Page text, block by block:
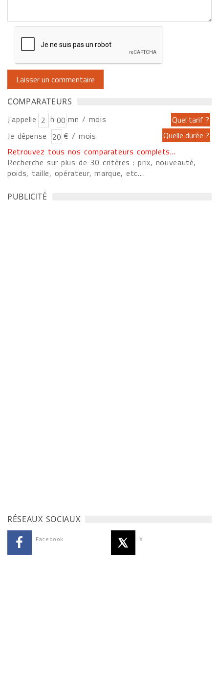
COMPARATEURS
J'appelle h
mn / mois
Je dépense
€ / mois
Retrouvez tous nos comparateurs complets...
Recherche sur plus de 30 critères : prix, nouveauté,
poids, taille, opérateur, marque, etc....
PUBLICITÉ
RÉSEAUX SOCIAUX
Facebook X